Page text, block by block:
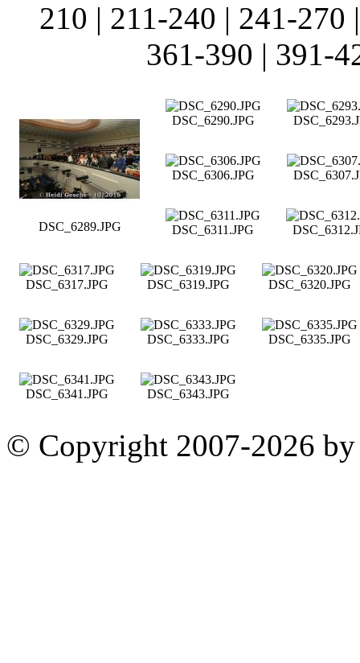
210 | 211-240 | 241-270
361-390 | 391-
DSC_6289.JPG
DSC_6290.JPG
DSC_6306.JPG
DSC_6311.JPG
DSC_6317.JPG DSC_6319.JPG DSC_6320.JPG
DSC_6329.JPG DSC_6333.JPG DSC_6335.JPG
DSC_6341.JPG DSC_6343.JPG
© Copyright 2007-2026 by